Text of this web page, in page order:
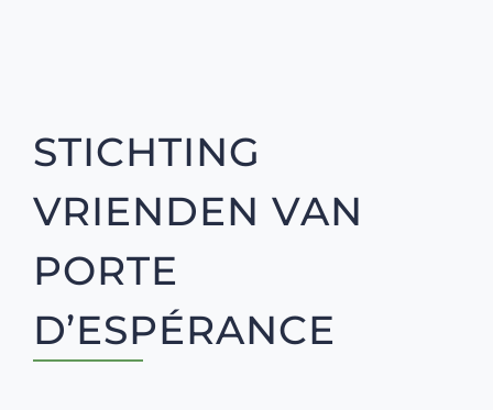
STICHTING
VRIENDEN VAN
PORTE
D’ESPÉRANCE